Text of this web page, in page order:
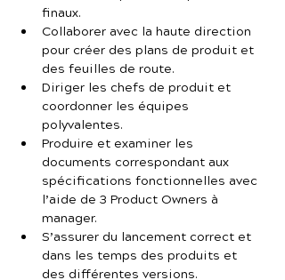
finaux.
Collaborer avec la haute direction
pour créer des plans de produit et
des feuilles de route.
Diriger les chefs de produit et
coordonner les équipes
polyvalentes.
Produire et examiner les
documents correspondant aux
spécifications fonctionnelles avec
l’aide de 3 Product Owners à
manager.
S’assurer du lancement correct et
dans les temps des produits et
des différentes versions.